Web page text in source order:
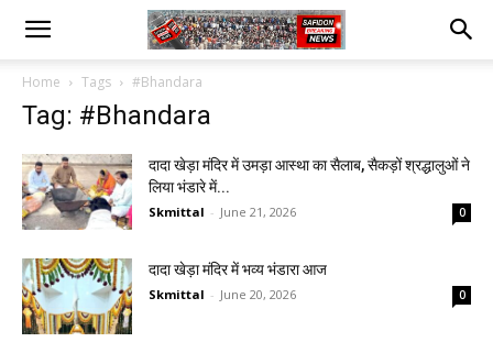
Home Tags #Bhandara
Tag: #Bhandara
दादा खेड़ा मंदिर में उमड़ा आस्था का सैलाब, सैकड़ों श्रद्धालुओं ने
लिया भंडारे में...
Skmittal - June 21, 2026 0
दादा खेड़ा मंदिर में भव्य भंडारा आज
Skmittal - June 20, 2026 0